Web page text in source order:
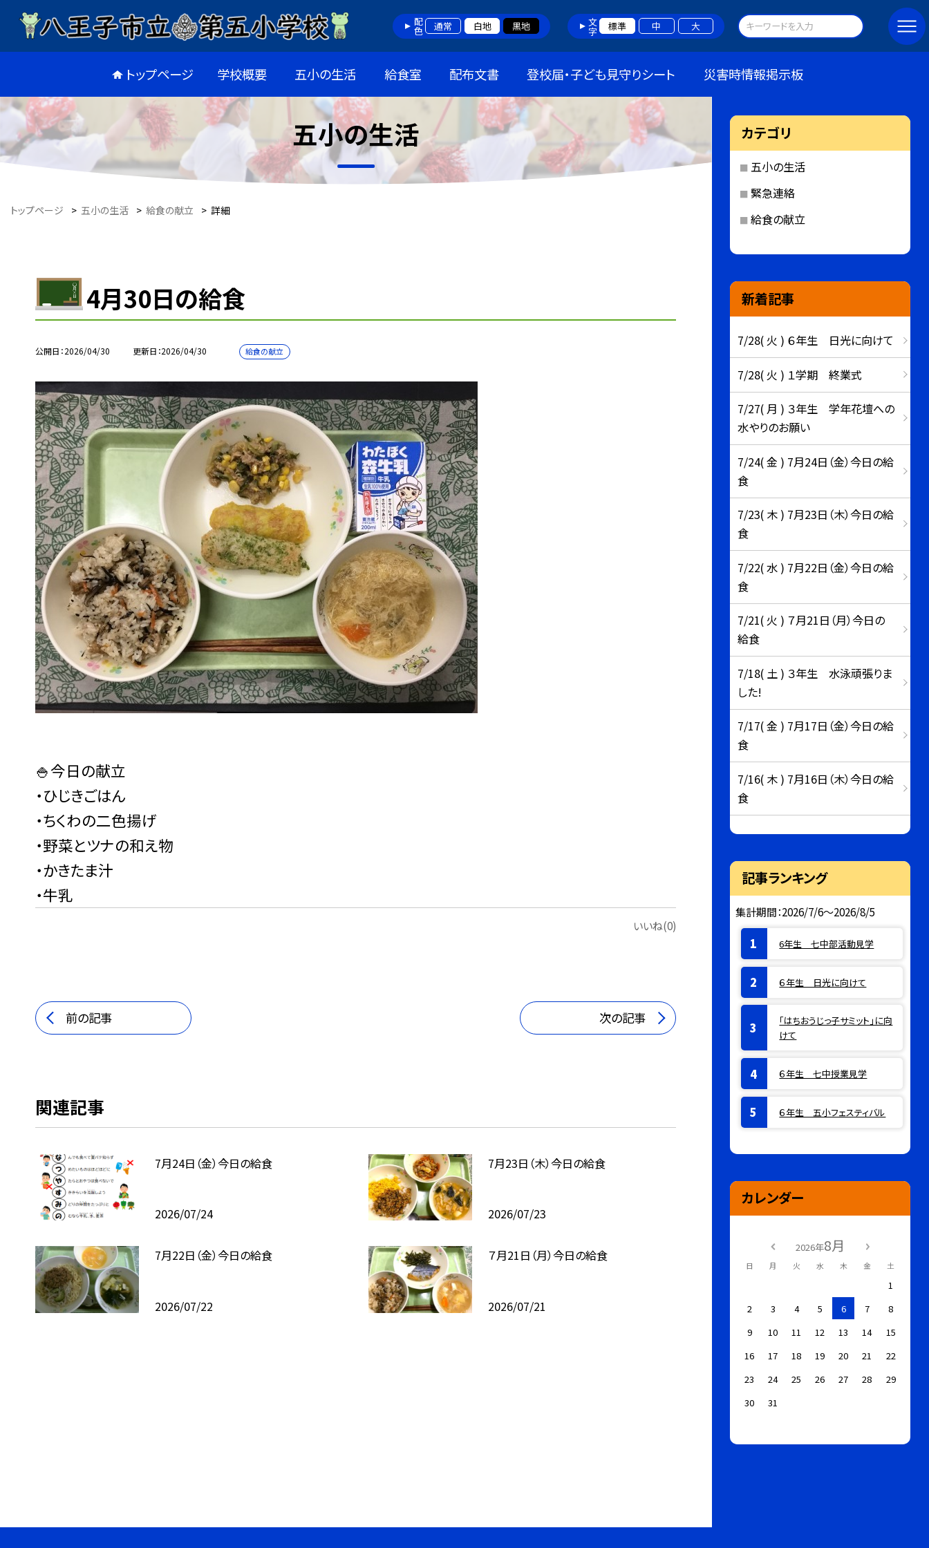
配色 通常 白地 黒地 文字 標準 中 大
トップページ 学校概要 五小の生活 給食室 配布文書 登校届・子ども見守りシート 災害時情報掲示板
五小の生活
トップページ > 五小の生活 > 給食の献立 > 詳細
4月30日の給食
公開日 2026/04/30 更新日 2026/04/30 給食の献立
🍚今日の献立
・ひじきごはん
・ちくわの二色揚げ
・野菜とツナの和え物
・かきたま汁
・牛乳
いいね(0)
前の記事 次の記事
関連記事
7月24日（金）今日の給食
2026/07/24
7月23日（木）今日の給食
2026/07/23
7月22日（金）今日の給食
2026/07/22
７月21日（月）今日の給食
2026/07/21
カテゴリ
五小の生活
緊急連絡
給食の献立
新着記事
7/28( 火 ) ６年生 日光に向けて
7/28( 火 ) １学期 終業式
7/27( 月 ) ３年生 学年花壇への
水やりのお願い
7/24( 金 ) 7月24日（金）今日の給
食
7/23( 木 ) 7月23日（木）今日の給
食
7/22( 水 ) 7月22日（金）今日の給
食
7/21( 火 ) ７月21日（月）今日の
給食
7/18( 土 ) ３年生 水泳頑張りま
した!
7/17( 金 ) 7月17日（金）今日の給
食
7/16( 木 ) 7月16日（木）今日の給
食
記事ランキング
集計期間：2026/7/6～2026/8/5
6年生 七中部活動見学
６年生 日光に向けて
「はちおうじっ子サミット」に向
けて
６年生 七中授業見学
６年生 五小フェスティバル
カレンダー
2026年8月
日 月 火 水 木 金 土
1
2
3 4 5 6 7
8
9
10 11 12 13 14
15
16
17 18 19 20 21
22
23
24 25 26 27 28
29
30
31